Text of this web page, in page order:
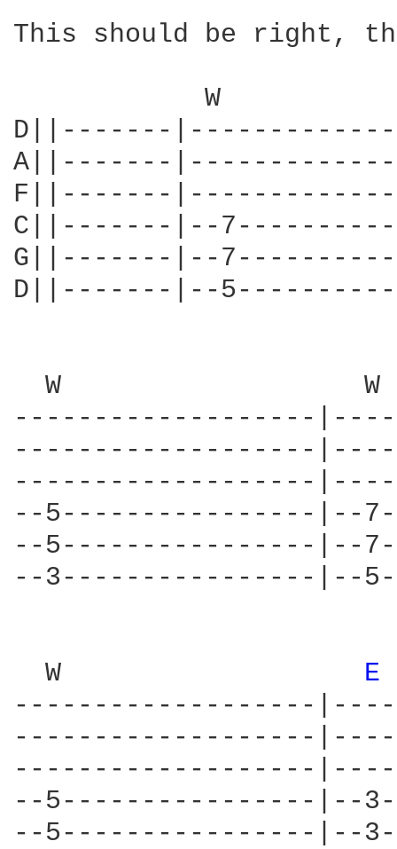
This should be right,
W
D||-------
A||-------
F||-------
C||-------|--
G||-------|--
D||-------|--
W
-------------------
-------------------
-------------------
--5----------------|--
--5----------------|--
--3----------------|--
  W
E
-------------------
-------------------
-------------------
--5----------------|--
--5----------------|--